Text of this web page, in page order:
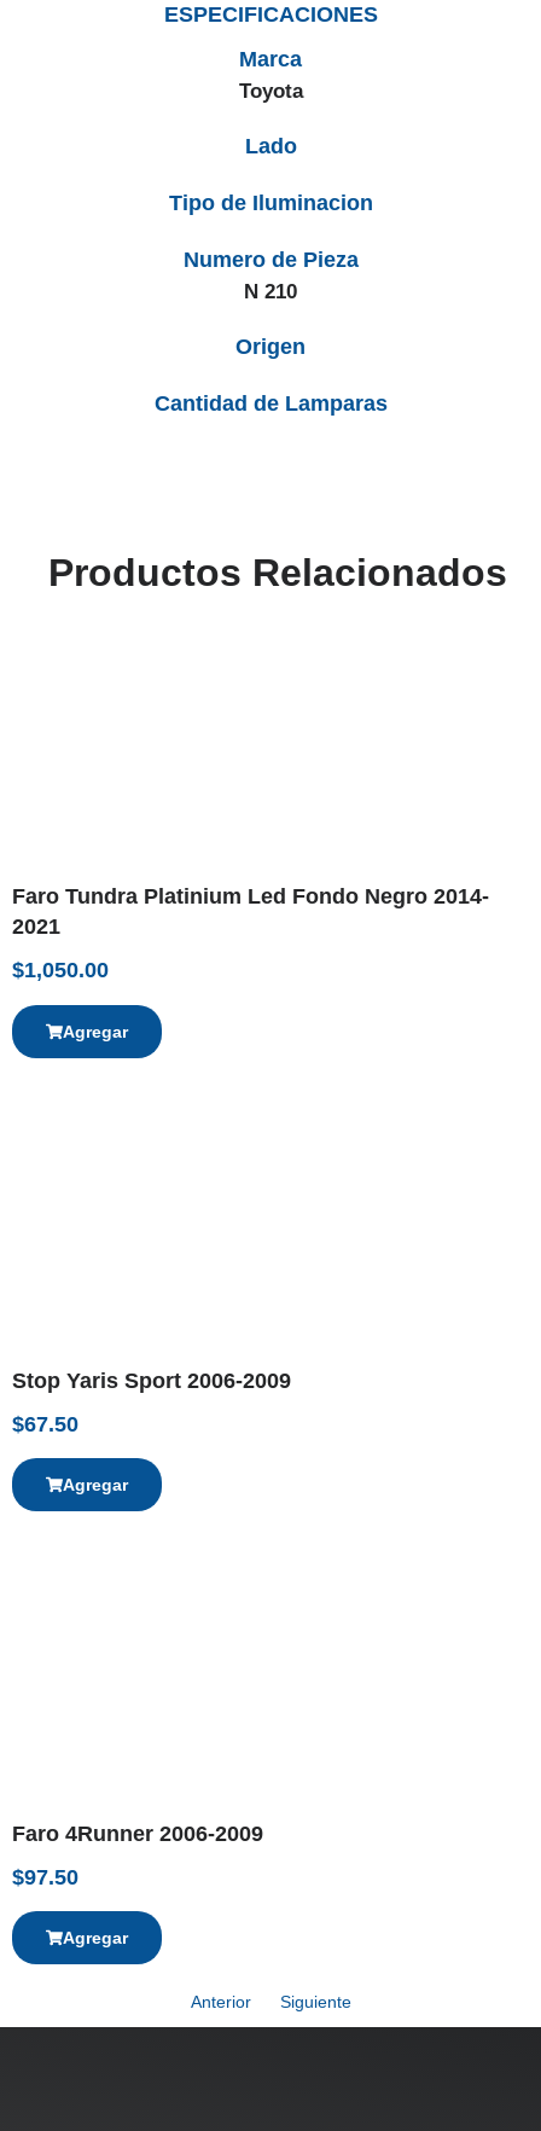
ESPECIFICACIONES
Marca
Toyota
Lado
Tipo de Iluminacion
Numero de Pieza
N 210
Origen
Cantidad de Lamparas
Productos Relacionados
Faro Tundra Platinium Led Fondo Negro 2014-
2021
$1,050.00
Agregar
Stop Yaris Sport 2006-2009
$67.50
Agregar
Faro 4Runner 2006-2009
$97.50
Agregar
Anterior Siguiente